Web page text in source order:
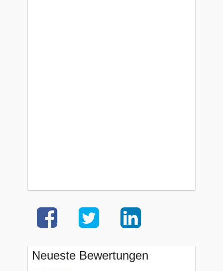
Neueste Bewertungen